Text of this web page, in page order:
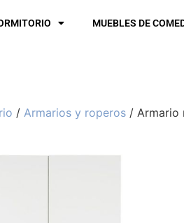
MUEBLES DE
/ Armarios y roperos / Armario